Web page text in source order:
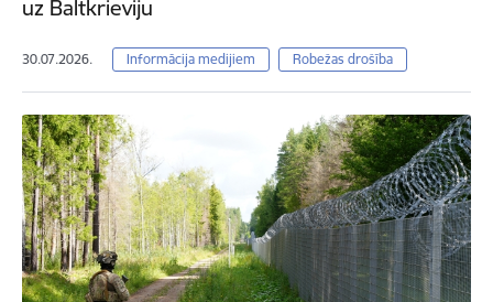
uz Baltkrieviju
30.07.2026. Informācija medijiem Robežas drošība